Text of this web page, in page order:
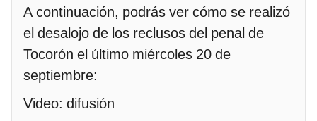
A continuación, podrás ver cómo se realizó
el desalojo de los reclusos del penal de
Tocorón el último miércoles 20 de
septiembre:
Video: difusión